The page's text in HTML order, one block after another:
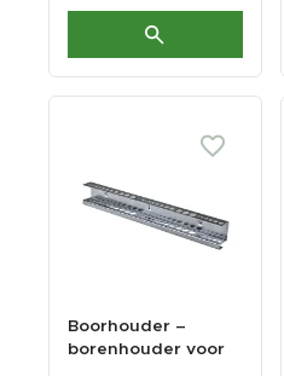
Boorhouder –
borenhouder voor